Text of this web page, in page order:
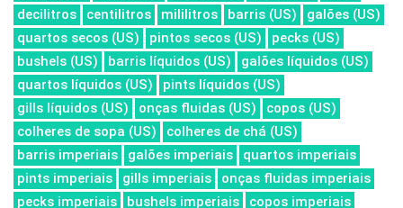
decilitros
centilitros mililitros barris (US)
galões (US)
quartos secos (US)
pintos secos (US)
pecks (US)
bushels (US)
barris líquidos (US)
galões líquidos (US)
quartos líquidos (US)
pints líquidos (US)
gills líquidos (US)
onças fluidas (US)
copos (US)
colheres de sopa (US)
colheres de chá (US)
barris imperiais
galões imperiais
quartos imperiais
pints imperiais
gills imperiais
onças fluidas imperiais
pecks imperiais
bushels imperiais
copos imperiais